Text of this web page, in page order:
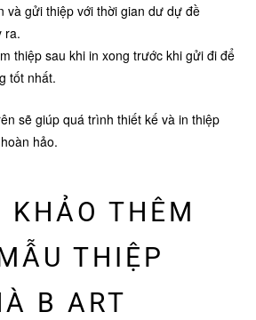
và gửi thiệp với thời gian dư dự đề
ra.
thiệp sau khi in xong trước khi gửi đi để
tốt nhất.
sẽ giúp quá trình thiết kế và in thiệp
hảo.
THÊM
THIỆP
B ART